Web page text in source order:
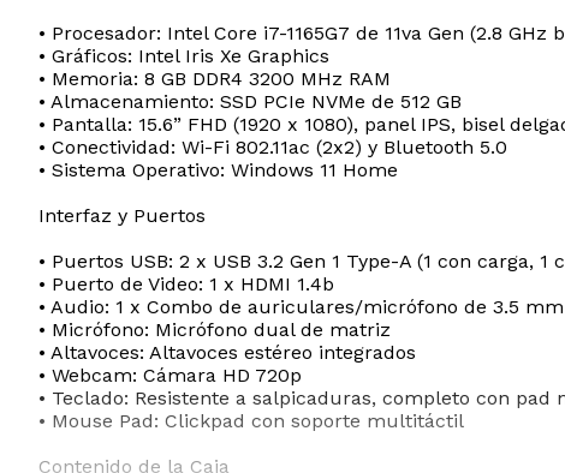
Conectividad
Dimensiones
• Procesador: Intel Core i7-1165G7 de 11va Gen (2.8
• Gráficos: Intel Iris Xe Graphics
• Memoria: 8 GB DDR4 3200 MHz RAM
• Almacenamiento: SSD PCIe NVMe de 512 GB
• Pantalla: 15.6” FHD (1920 x 1080), panel IPS, bisel
• Conectividad: Wi-Fi 802.11ac (2x2) y Bluetooth 5.0
• Sistema Operativo: Windows 11 Home
Interfaz y Puertos
• Puertos USB: 2 x USB 3.2 Gen 1 Type-A (1 con carga,
• Puerto de Video: 1 x HDMI 1.4b
• Audio: 1 x Combo de auriculares/micrófono de 3.5 mm
• Micrófono: Micrófono dual de matriz
• Altavoces: Altavoces estéreo integrados
• Webcam: Cámara HD 720p
• Teclado: Resistente a salpicaduras, completo con pad
• Mouse Pad: Clickpad con soporte multitáctil
Contenido de la Caja